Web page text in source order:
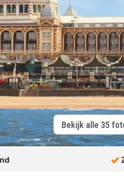
Bekijk alle 35